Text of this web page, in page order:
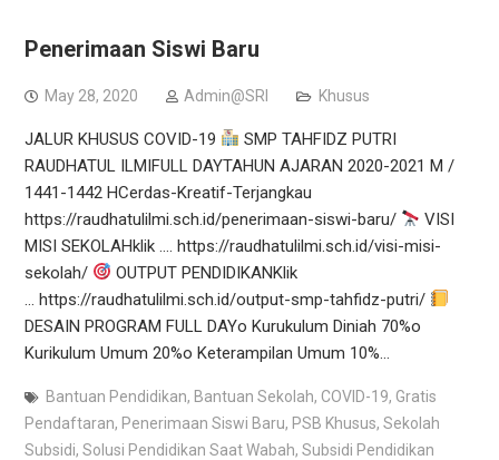
Penerimaan Siswi Baru
May 28, 2020 Admin@SRI Khusus
JALUR KHUSUS COVID-19
SMP TAHFIDZ PUTRI
RAUDHATUL ILMIFULL DAYTAHUN AJARAN 2020-2021 M /
1441-1442 HCerdas-Kreatif-Terjangkau
https://raudhatulilmi.sch.id/penerimaan-siswi-baru/
VISI
MISI SEKOLAHklik …. https://raudhatulilmi.sch.id/visi-misi-
sekolah/
OUTPUT PENDIDIKANKlik
… https://raudhatulilmi.sch.id/output-smp-tahfidz-putri/
DESAIN PROGRAM FULL DAYo Kurukulum Diniah 70%o
Kurikulum Umum 20%o Keterampilan Umum 10%…
Bantuan Pendidikan, Bantuan Sekolah, COVID-19, Gratis
Pendaftaran, Penerimaan Siswi Baru, PSB Khusus, Sekolah
Subsidi, Solusi Pendidikan Saat Wabah, Subsidi Pendidikan